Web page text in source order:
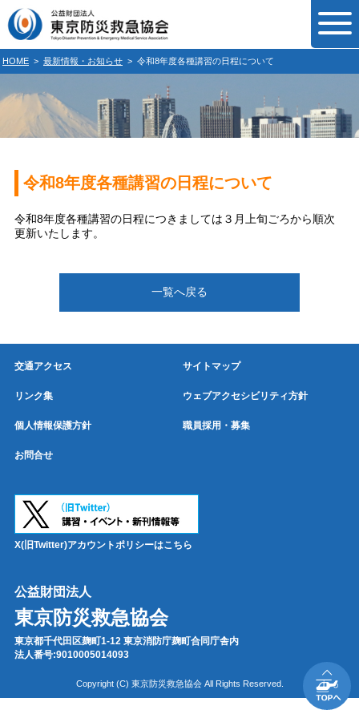
HOME > 最新情報・お知らせ > 令和8年度各種講習の日程について
令和8年度各種講習の日程について
令和8年度各種講習の日程につきましては３月上旬ごろから順次
更新いたします。
一覧へ戻る
交通アクセス サイトマップ
リンク集 ウェブアクセシビリティ方針
個人情報保護方針 職員採用・募集
お問合せ
X(旧Twitter)アカウントポリシーはこちら
公益財団法人
東京防災救急協会
東京都千代田区麹町1-12 東京消防庁麹町合同庁舎内
法人番号:9010005014093
Copyright (C) 東京防災救急協会 All Rights Reserved.